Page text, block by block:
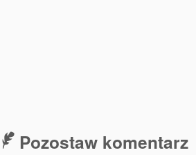
Pozostaw komentarz